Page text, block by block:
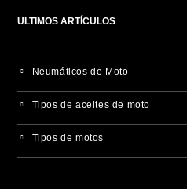
ULTIMOS ARTÍCULOS
Neumáticos de Moto
Tipos de aceites de moto
Tipos de motos